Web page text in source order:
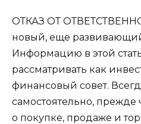
ОТКАЗ ОТ
новый, еще
Информацию в этой
рассматривать как
финансовый совет.
самостоятельно,
о покупке, продаже и